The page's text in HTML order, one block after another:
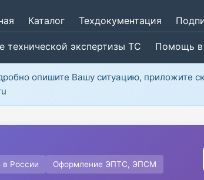
Каталог Техдокументация
технической экспертизы ТС Помощь
опишите Вашу ситуацию, приложите
России Оформление ЭПТС, ЭПСМ